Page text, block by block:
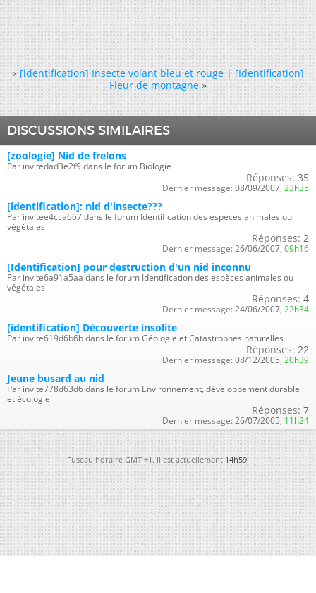
« [identification] Insecte volant bleu et rouge|[Identification]
Fleur de montagne »
DISCUSSIONS SIMILAIRES
[zoologie] Nid de frelons
Par invitedad3e2f9 dans le forum Biologie
Réponses: 35
Dernier message: 08/09/2007, 23h35
[identification]: nid d'insecte???
Par invitee4cca667 dans le forum Identification des espèces animales ou
végétales
Réponses: 2
Dernier message: 26/06/2007, 09h16
[Identification] pour destruction d'un nid inconnu
Par invite6a91a5aa dans le forum Identification des espèces animales ou
végétales
Réponses: 4
Dernier message: 24/06/2007, 22h34
[identification] Découverte insolite
Par invite619d6b6b dans le forum Géologie et Catastrophes naturelles
Réponses: 22
Dernier message: 08/12/2005, 20h39
Jeune busard au nid
Par invite778d63d6 dans le forum Environnement, développement durable
et écologie
Réponses: 7
Dernier message: 26/07/2005, 11h24
Fuseau horaire GMT +1. Il est actuellement 14h59.